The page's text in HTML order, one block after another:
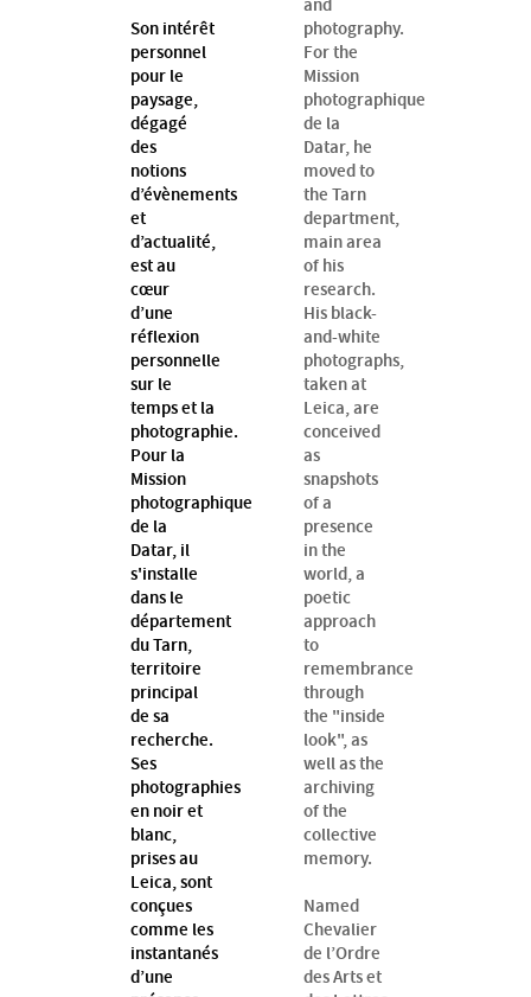
Son intérêt
personnel
pour le
paysage,
dégagé
des
notions
d’évènements
et
d’actualité,
est au
cœur
d’une
réflexion
personnelle
sur le
temps et la
photographie.
Pour la
Mission
photographique
de la
Datar, il
s'installe
dans le
département
du Tarn,
territoire
principal
de sa
recherche.
Ses
photographies
en noir et
blanc,
prises au
Leica, sont
conçues
comme les
instantanés
d’une
and
photography.
For the
Mission
photographique
de la
Datar, he
moved to
the Tarn
department,
main area
of his
research.
His black-
and-white
photographs,
taken at
Leica, are
conceived
as
snapshots
of a
presence
in the
world, a
poetic
approach
to
remembrance
through
the "inside
look", as
well as the
archiving
of the
collective
memory.
Named
Chevalier
de l’Ordre
des Arts et